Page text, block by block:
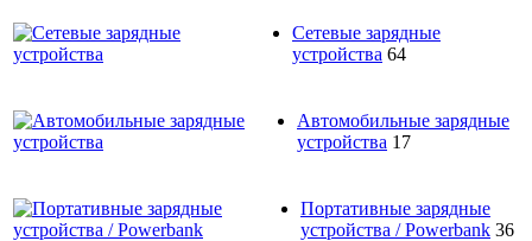
Сетевые зарядные
устройства 64
Автомобильные зарядные
устройства 17
Портативные зарядные
устройства / Powerbank 36